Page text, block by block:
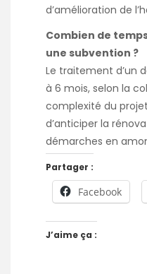
d’amélioration de
Combien de
une subvention ?
Le traitement d’un
à 6 mois, selon la
complexité du
d’anticiper la
démarches en
Partager :
Facebook
J’aime ça :